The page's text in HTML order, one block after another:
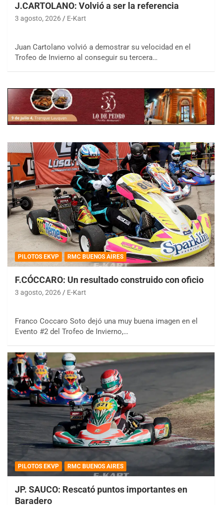
J.CARTOLANO: Volvió a ser la referencia
3 agosto, 2026 E-Kart
Juan Cartolano volvió a demostrar su velocidad en el
Trofeo de Invierno al conseguir su tercera…
PILOTOS EKVP RMC BUENOS AIRES
F.CÓCCARO: Un resultado construido con oficio
3 agosto, 2026 E-Kart
Franco Coccaro Soto dejó una muy buena imagen en el
Evento #2 del Trofeo de Invierno,…
PILOTOS EKVP RMC BUENOS AIRES
JP. SAUCO: Rescató puntos importantes en
Baradero